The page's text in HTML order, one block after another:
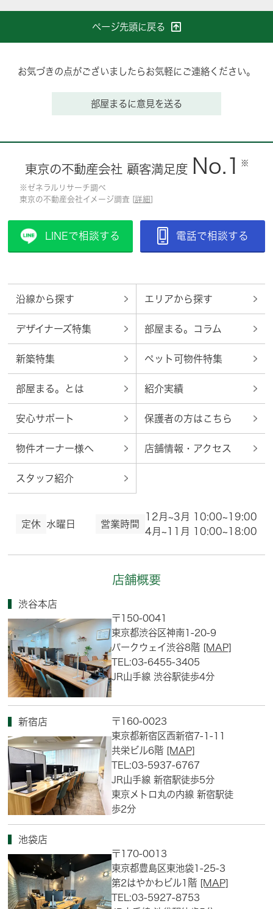
ページ先頭に戻る
お気づきの点がございましたらお気軽にご連絡ください。
部屋まるに意見を送る
東京の不動産会社 顧客満足度 No.1 ※
※ゼネラルリサーチ調べ
東京の不動産会社イメージ調査 [詳細]
LINEで相談する 電話で相談する
沿線から探す エリアから探す
デザイナーズ特集 部屋まる。コラム
新築特集 ペット可物件特集
部屋まる。とは 紹介実績
安心サポート 保護者の方はこちら
物件オーナー様へ 店舗情報・アクセス
スタッフ紹介
定休 水曜日 営業時間
12月~3月 10:00~19:00
4月~11月 10:00~18:00
店舗概要
渋谷本店
〒150-0041
東京都渋谷区神南1-20-9
パークウェイ渋谷8階 [MAP]
TEL:03-6455-3405
JR山手線 渋谷駅徒歩4分
新宿店
〒160-0023
東京都新宿区西新宿7-1-11
共栄ビル6階 [MAP]
TEL:03-5937-6767
JR山手線 新宿駅徒歩5分
東京メトロ丸の内線 新宿駅徒
歩2分
池袋店
〒170-0013
東京都豊島区東池袋1-25-3
第2はやかわビル1階 [MAP]
TEL:03-5927-8753